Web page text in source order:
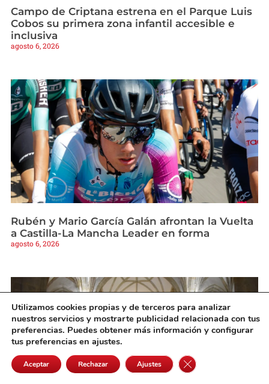
Campo de Criptana estrena en el Parque Luis
Cobos su primera zona infantil accesible e
inclusiva
agosto 6, 2026
Rubén y Mario García Galán afrontan la Vuelta
a Castilla-La Mancha Leader en forma
agosto 6, 2026
Utilizamos cookies propias y de terceros para analizar
nuestros servicios y mostrarte publicidad relacionada con tus
preferencias. Puedes obtener más información y configurar
tus preferencias en ajustes.
Aceptar Rechazar Ajustes Cerrar el banner de